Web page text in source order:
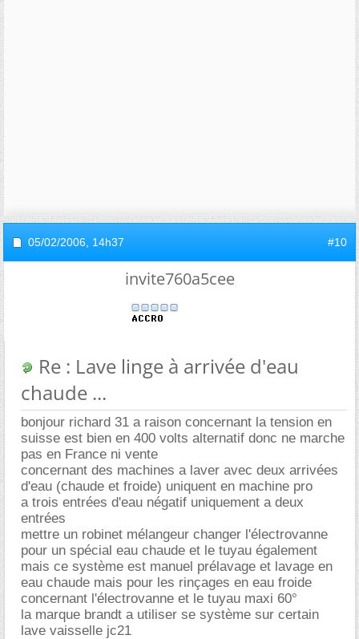
05/02/2006, 14h37 #10
invite760a5cee
Re : Lave linge à arrivée d'eau
chaude ...
bonjour richard 31 a raison concernant la tension en
suisse est bien en 400 volts alternatif donc ne marche
pas en France ni vente
concernant des machines a laver avec deux arrivées
d'eau (chaude et froide) uniquent en machine pro
a trois entrées d'eau négatif uniquement a deux
entrées
mettre un robinet mélangeur changer l'électrovanne
pour un spécial eau chaude et le tuyau également
mais ce système est manuel prélavage et lavage en
eau chaude mais pour les rinçages en eau froide
concernant l'électrovanne et le tuyau maxi 60°
la marque brandt a utiliser se système sur certain
lave vaisselle jc21